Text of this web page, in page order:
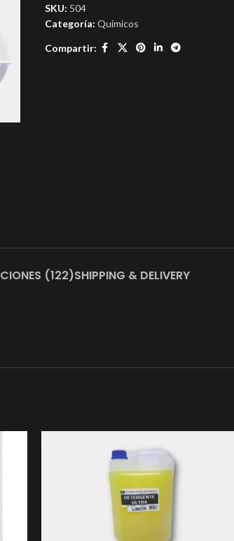
SKU: 504
Categoría: Quimicos
Compartir:
(122)SHIPPING & DELIVERY